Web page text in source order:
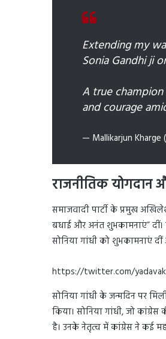
Extending my
Sonia Gandhi ji
A true
and courage
— Mallikarjun Kharge
राजनीतिक योगदान
समाजवादी पार्टी के प्रमुख
बधाई और अनंत शुभकामनाएं”
सोनिया गांधी को शुभकामनाएं
https://twitter.com/
सोनिया गांधी के जन्मदिन पर
किया। सोनिया गांधी, जो
है। उनके नेतृत्व में कांग्रेस ने कई